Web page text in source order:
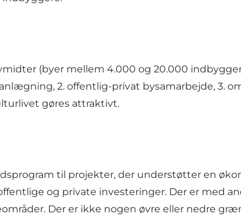
(byer mellem 4.000 og 20.000
2. offentlig-privat bysamarbejde, 3.
gøres attraktivt.
til projekter, der understøtter en
og private investeringer. Der er med
Der er ikke nogen øvre eller nedre